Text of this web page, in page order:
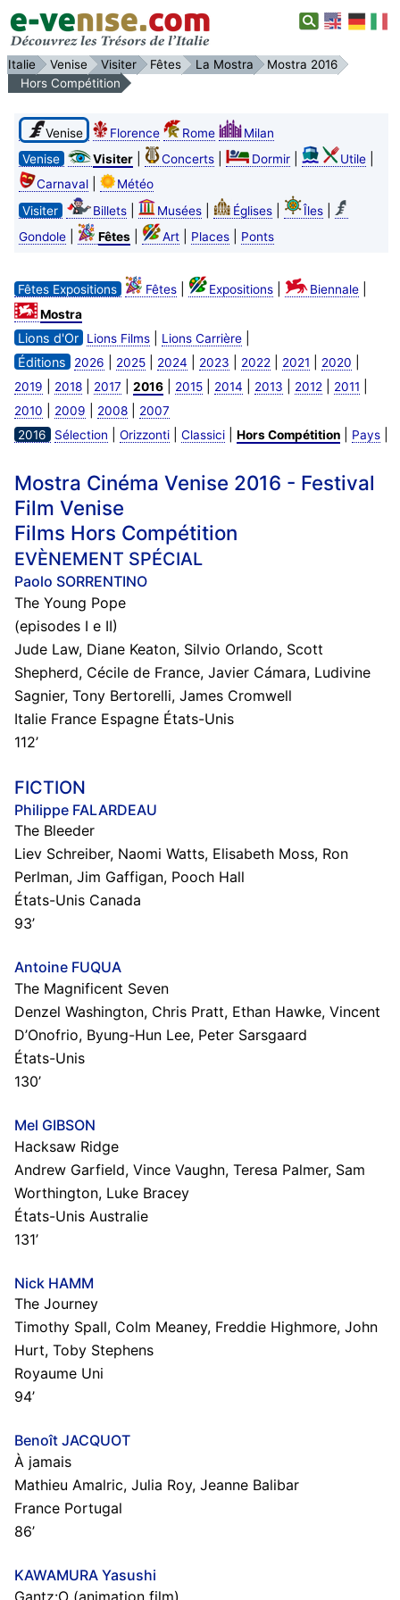
Italie Venise Visiter Fêtes La Mostra
Mostra 2016
Hors Compétition
Venise Florence Rome
Milan
Venise
Visiter| Concerts| Dormir| Utile|
Carnaval|
Météo
Visiter
Billets| Musées| Églises| Îles|
Gondole| Fêtes| Art| Places| Ponts
Fêtes Expositions Fêtes| Expositions| Biennale|
Mostra
Lions d'Or Lions Films| Lions Carrière|
Éditions
2026 2025| 2024 2023 2022 2021 2020
2019 2018| 2017 2016| 2015| 2014 2013 2012 2011
2010 2009 2008|
2007
2016
Sélection Orizzonti| Classici| Hors Compétition| Pays|
Mostra Cinéma Venise 2016 - Festival
Film Venise
Films Hors Compétition
EVÈNEMENT SPÉCIAL
Paolo SORRENTINO
The Young Pope
(episodes I e II)
Jude Law, Diane Keaton, Silvio Orlando, Scott
Shepherd, Cécile de France, Javier Cámara, Ludivine
Sagnier, Tony Bertorelli, James Cromwell
Italie France Espagne États-Unis
112’
FICTION
Philippe FALARDEAU
The Bleeder
Liev Schreiber, Naomi Watts, Elisabeth Moss, Ron
Perlman, Jim Gaffigan, Pooch Hall
États-Unis Canada
93’
Antoine FUQUA
The Magnificent Seven
Denzel Washington, Chris Pratt, Ethan Hawke, Vincent
D’Onofrio, Byung-Hun Lee, Peter Sarsgaard
États-Unis
130’
Mel GIBSON
Hacksaw Ridge
Andrew Garfield, Vince Vaughn, Teresa Palmer, Sam
Worthington, Luke Bracey
États-Unis Australie
131’
Nick HAMM
The Journey
Timothy Spall, Colm Meaney, Freddie Highmore, John
Hurt, Toby Stephens
Royaume Uni
94’
Benoît JACQUOT
À jamais
Mathieu Amalric, Julia Roy, Jeanne Balibar
France Portugal
86’
KAWAMURA Yasushi
Gantz:O (animation film)